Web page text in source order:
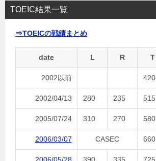
TOEIC結果一覧
⇒TOEICの戦績まとめ
date L R T
2002以前 420
2002/04/13 280 235 515
2005/07/24 310 270 580
2006/03/07 CASEC 660